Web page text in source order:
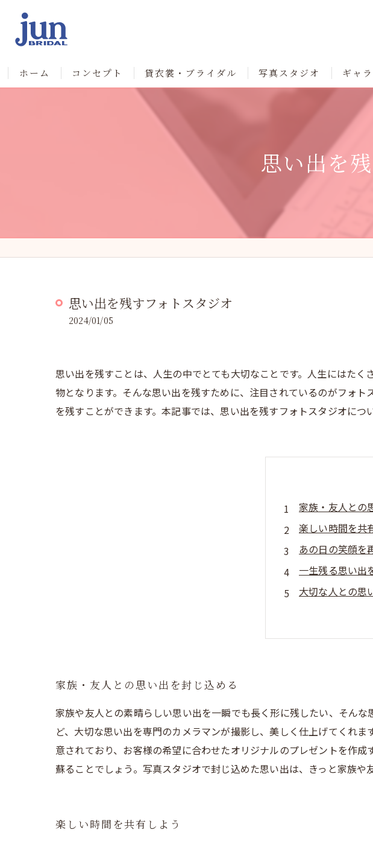
ホーム コンセプト 貸衣裳・ブライダル 写真スタジオ ギャ
思い出を
思い出を残すフォトスタジオ
2024/01/05
思い出を残すことは、人生の中でとても大切なことです。人生にはた
物となります。そんな思い出を残すために、注目されているのがフォ
を残すことができます。本記事では、思い出を残すフォトスタジオにつ
家族・友人との
楽しい時間を共
あの日の笑顔を
一生残る思い出
大切な人との思
家族・友人との思い出を封じ込める
家族や友人との素晴らしい思い出を一瞬でも長く形に残したい、そん
ど、大切な思い出を専門のカメラマンが撮影し、美しく仕上げてくれ
意されており、お客様の希望に合わせたオリジナルのプレゼントを作
蘇ることでしょう。写真スタジオで封じ込めた思い出は、きっと家族や
楽しい時間を共有しよう